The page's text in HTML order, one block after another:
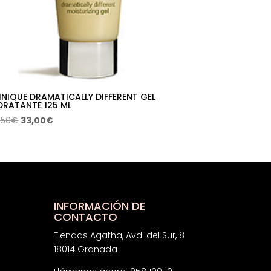
DRAMATICALLY DIFFERENT GEL
125 ML
€ El
era:
33,00€El
es:
INFORMACIÓN DE
CONTACTO
Tiendas Agatha, Avd. del Sur, 8
18014 Granada